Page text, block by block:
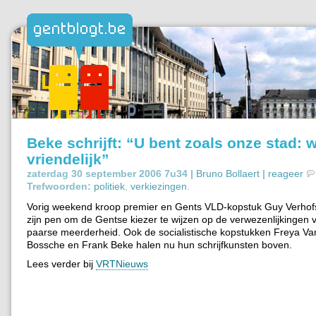
Beke schrijft: “U bent zoals onze stad:
vriendelijk”
zaterdag 30 september 2006 7u34 | Bruno Bollaert | reageer
Trefwoorden: politiek verkiezingen
Vorig weekend kroop premier en Gents VLD-kopstuk Guy
zijn pen om de Gentse kiezer te wijzen op de verwezenlijkingen
paarse meerderheid. Ook de socialistische kopstukken Freya
Bossche en Frank Beke halen nu hun schrijfkunsten boven.
Lees verder bij VRTNieuws